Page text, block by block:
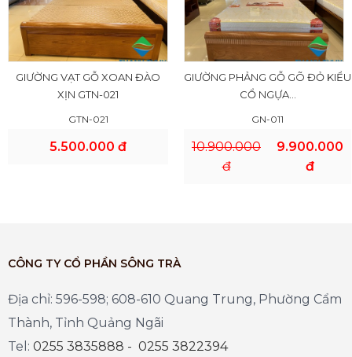
GIƯỜNG VẠT GỖ XOAN ĐÀO
XỊN GTN-021
GTN-021
5.500.000 đ
GIƯỜNG PHẢNG GỖ GÕ ĐỎ KIỂU
CỔ NGỰA...
GN-011
10.900.000
đ
9.900.000
đ
CÔNG TY CỔ PHẦN SÔNG TRÀ
Địa chỉ: 596-598; 608-610 Quang Trung, Phường Cẩm
Thành, Tỉnh Quảng Ngãi
Tel: 0255 3835888 - 0255 3822394